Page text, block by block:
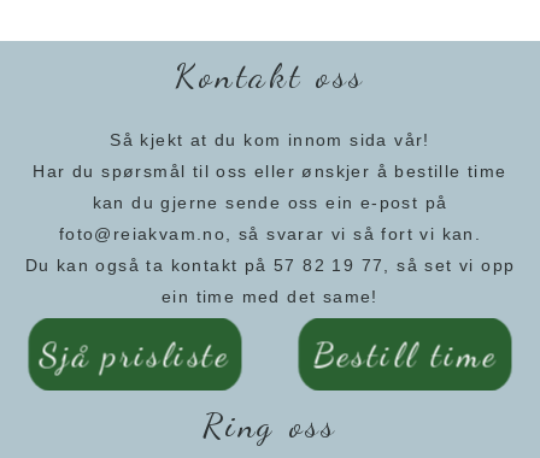
Kontakt oss
Så kjekt at du kom innom sida vår!
Har du spørsmål til oss eller ønskjer å bestille time
kan du gjerne sende oss ein e-post på
foto@reiakvam.no, så svarar vi så fort vi kan.
Du kan også ta kontakt på 57 82 19 77, så set vi opp
ein time med det same!
Sjå prisliste Bestill time
Ring oss